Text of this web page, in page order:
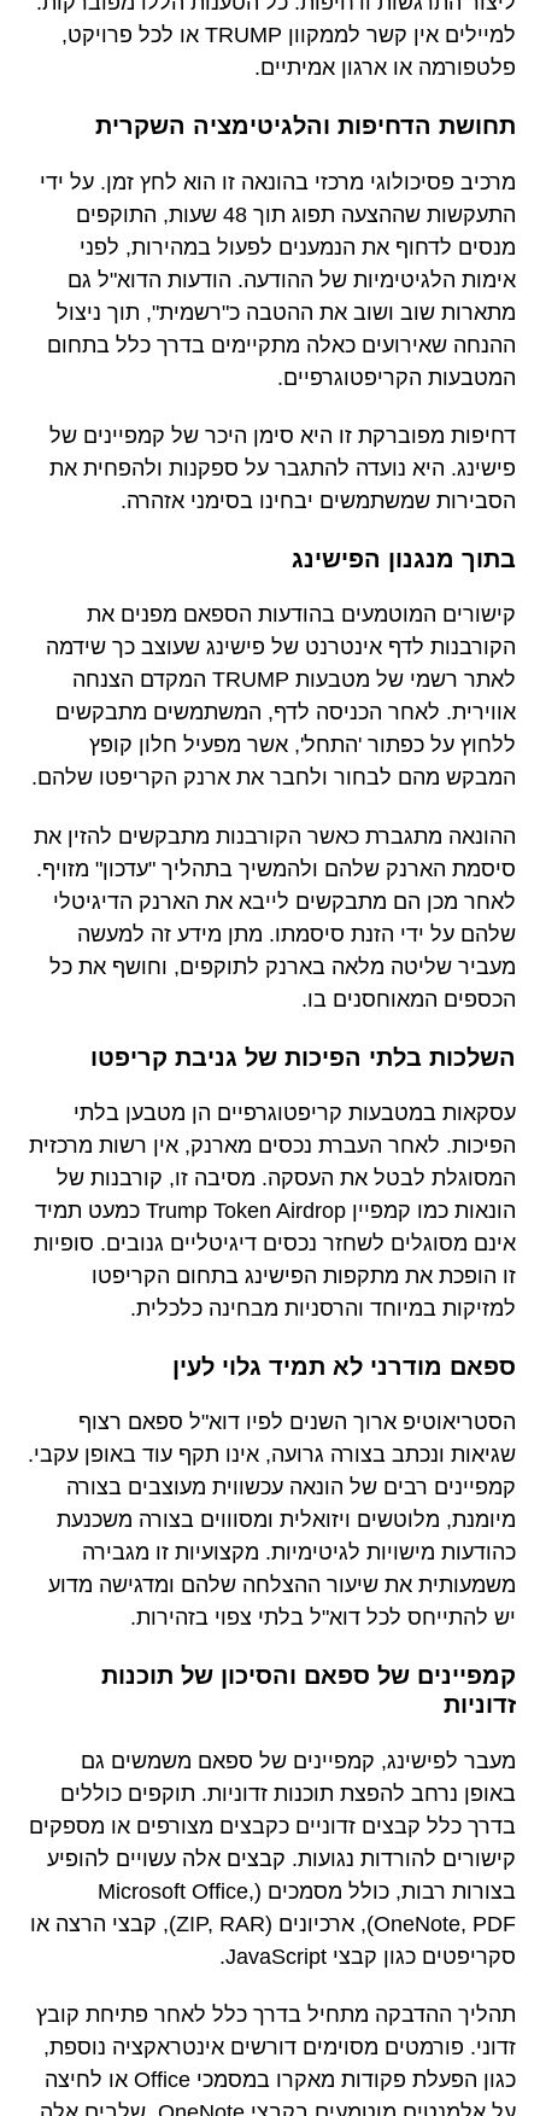
למיילים אין קשר לממקוון TRUMP או לכל פרויקט,
פלטפורמה או ארגון אמיתיים.
תחושת הדחיפות והלגיטימציה השקרית
מרכיב פסיכולוגי מרכזי בהונאה זו הוא לחץ זמן. על ידי
התעקשות שההצעה תפוג תוך 48 שעות, התוקפים
מנסים לדחוף את הנמענים לפעול במהירות, לפני
אימות הלגיטימיות של ההודעה. הודעות הדוא"ל גם
מתארות שוב ושוב את ההטבה כ"רשמית", תוך ניצול
ההנחה שאירועים כאלה מתקיימים בדרך כלל בתחום
המטבעות הקריפטוגרפיים.
דחיפות מפוברקת זו היא סימן היכר של קמפיינים של
פישינג. היא נועדה להתגבר על ספקנות ולהפחית את
הסבירות שמשתמשים יבחינו בסימני אזהרה.
בתוך מנגנון הפישינג
קישורים המוטמעים בהודעות הספאם מפנים את
הקורבנות לדף אינטרנט של פישינג שעוצב כך שידמה
לאתר רשמי של מטבעות TRUMP המקדם הצנחה
אווירית. לאחר הכניסה לדף, המשתמשים מתבקשים
ללחוץ על כפתור 'התחל', אשר מפעיל חלון קופץ
המבקש מהם לבחור ולחבר את ארנק הקריפטו שלהם.
ההונאה מתגברת כאשר הקורבנות מתבקשים להזין את
סיסמת הארנק שלהם ולהמשיך בתהליך "עדכון" מזויף.
לאחר מכן הם מתבקשים לייבא את הארנק הדיגיטלי
שלהם על ידי הזנת סיסמתו. מתן מידע זה למעשה
מעביר שליטה מלאה בארנק לתוקפים, וחושף את כל
הכספים המאוחסנים בו.
השלכות בלתי הפיכות של גניבת קריפטו
עסקאות במטבעות קריפטוגרפיים הן מטבען בלתי
הפיכות. לאחר העברת נכסים מארנק, אין רשות מרכזית
המסוגלת לבטל את העסקה. מסיבה זו, קורבנות של
הונאות כמו קמפיין Trump Token Airdrop כמעט תמיד
אינם מסוגלים לשחזר נכסים דיגיטליים גנובים. סופיות
זו הופכת את מתקפות הפישינג בתחום הקריפטו
למזיקות במיוחד והרסניות מבחינה כלכלית.
ספאם מודרני לא תמיד גלוי לעין
הסטריאוטיפ ארוך השנים לפיו דוא"ל ספאם רצוף
שגיאות ונכתב בצורה גרועה, אינו תקף עוד באופן עקבי.
קמפיינים רבים של הונאה עכשווית מעוצבים בצורה
מיומנת, מלוטשים ויזואלית ומסוווים בצורה משכנעת
כהודעות מישויות לגיטימיות. מקצועיות זו מגבירה
משמעותית את שיעור ההצלחה שלהם ומדגישה מדוע
יש להתייחס לכל דוא"ל בלתי צפוי בזהירות.
קמפיינים של ספאם והסיכון של תוכנות
זדוניות
מעבר לפישינג, קמפיינים של ספאם משמשים גם
באופן נרחב להפצת תוכנות זדוניות. תוקפים כוללים
בדרך כלל קבצים זדוניים כקבצים מצורפים או מספקים
קישורים להורדות נגועות. קבצים אלה עשויים להופיע
בצורות רבות, כולל מסמכים (Microsoft Office,
OneNote, PDF), ארכיונים (ZIP, RAR), קבצי הרצה או
סקריפטים כגון קבצי JavaScript.
תהליך ההדבקה מתחיל בדרך כלל לאחר פתיחת קובץ
זדוני. פורמטים מסוימים דורשים אינטראקציה נוספת,
כגון הפעלת פקודות מאקרו במסמכי Office או לחיצה